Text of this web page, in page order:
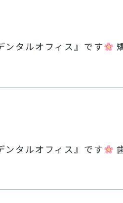
ンタルオフィス』です
ンタルオフィス』です